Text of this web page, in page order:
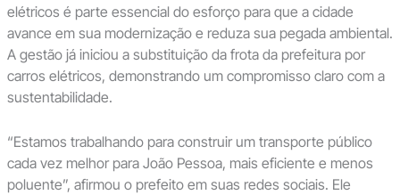
elétricos é parte essencial do esforço para que a cidade
avance em sua modernização e reduza sua pegada ambiental.
A gestão já iniciou a substituição da frota da prefeitura por
carros elétricos, demonstrando um compromisso claro com a
sustentabilidade.
“Estamos trabalhando para construir um transporte público
cada vez melhor para João Pessoa, mais eficiente e menos
poluente”, afirmou o prefeito em suas redes sociais. Ele